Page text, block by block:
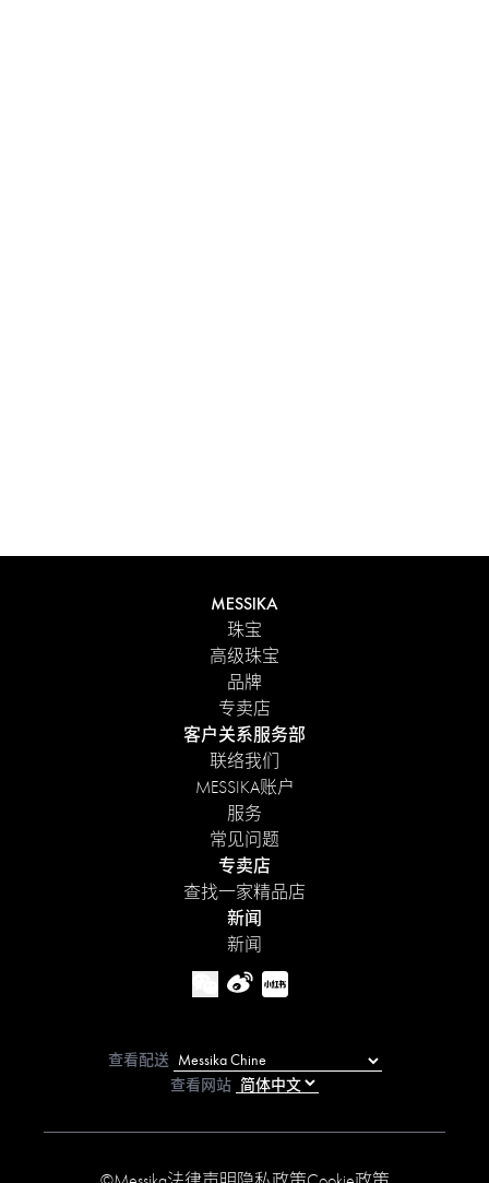
探索
MESSIKA
珠宝
高级珠宝
品牌
专卖店
客户关系服务部
联络我们
MESSIKA账户
服务
常见问题
专卖店
查找一家精品店
新闻
新闻
查看配送
查看网站